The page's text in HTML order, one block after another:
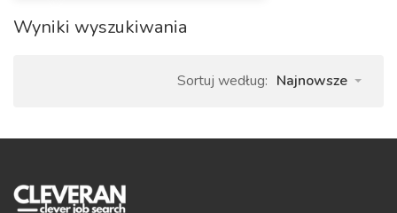
Wyniki wyszukiwania
Sortuj według: Najnowsze